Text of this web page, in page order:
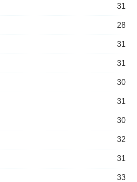
31
28
31
31
30
31
30
32
31
33